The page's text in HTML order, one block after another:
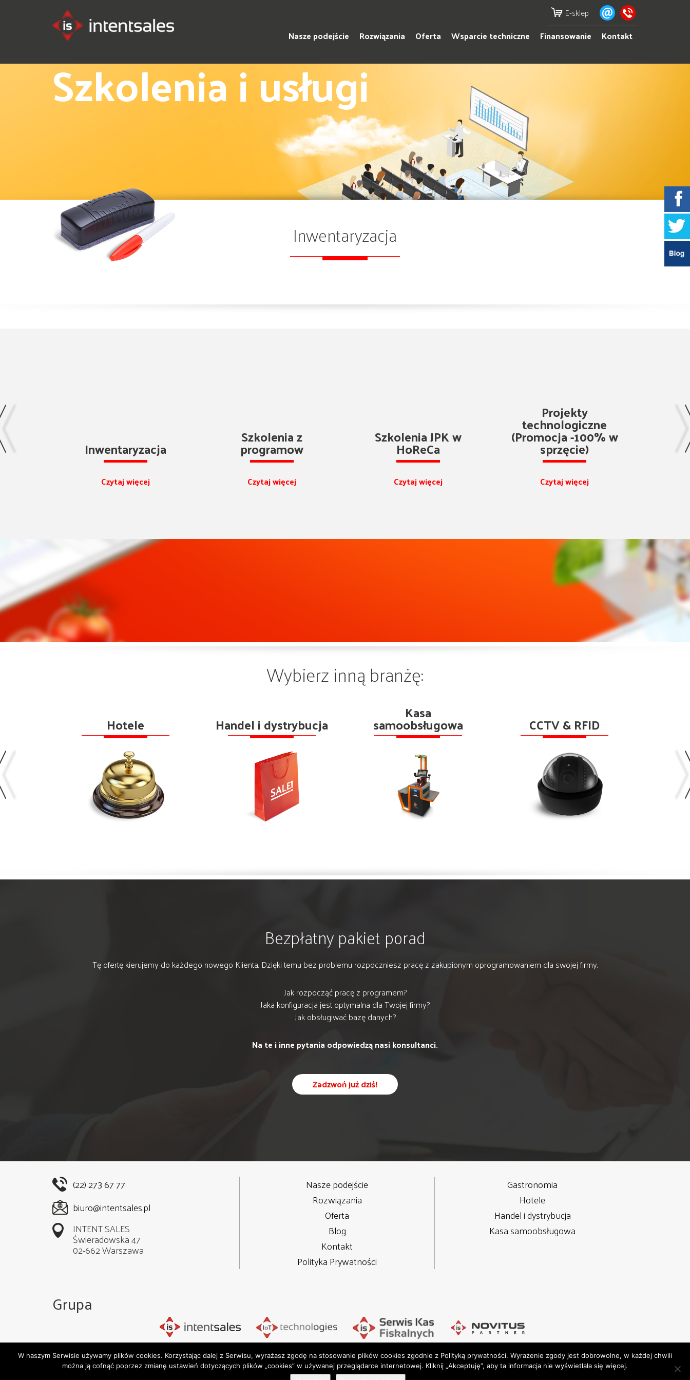
E-sklep
Nasze podejście
Rozwiązania Oferta Wsparcie techniczne Finansowanie Kontakt
Szkolenia i usługi
Inwentaryzacja
Inwentaryzacja
Czytaj więcej
Szkolenia z
programow
Czytaj więcej
Szkolenia JPK w
HoReCa
Czytaj więcej
Projekty
technologiczne
(Promocja -100% w
sprzęcie)
Czytaj więcej
Wybierz inną branżę:
Hotele Handel i dystrybucja
Kasa
samoobsługowa CCTV & RFID
Bezpłatny pakiet porad
Tę ofertę kierujemy do każdego nowego Klienta. Dzięki temu bez problemu rozpoczniesz pracę z zakupionym oprogramowaniem dla swojej firmy.
Jak rozpocząć pracę z programem?
Jaka konfiguracja jest optymalna dla Twojej firmy?
Jak obsługiwać bazę danych?
Na te i inne pytania odpowiedzą nasi konsultanci.
Zadzwoń już dziś!
(22) 273 67 77
biuro@intentsales.pl
INTENT SALES
Świeradowska 47
02-662 Warszawa
Nasze podejście
Rozwiązania
Oferta
Blog
Kontakt
Polityka Prywatności
Gastronomia
Hotele
Handel i dystrybucja
Kasa samoobsługowa
Grupa
Wszystkie prawa zastrzeżone. Copyrights © 2020 Integrated Systems -IS UP LEVEL SP. Z O.O.
W naszym Serwisie używamy plików cookies. Korzystając dalej z Serwisu, wyrażasz zgodę na stosowanie plików cookies zgodnie z Polityką prywatności. Wyrażenie zgody jest dobrowolne, w każdej chwili
można ją cofnąć poprzez zmianę ustawień dotyczących plików „cookies” w używanej przeglądarce internetowej. Kliknij „Akceptuję”, aby ta informacja nie wyświetlała się więcej.